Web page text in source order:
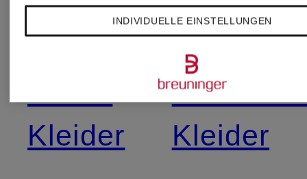
Kleider
Kleider
Kleider
INDIVIDUELLE EINSTELLUNGEN